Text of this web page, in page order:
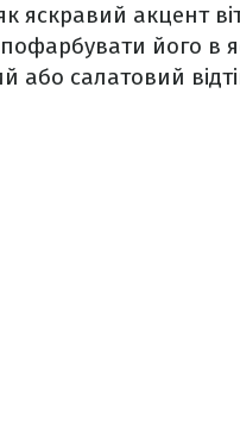
яскравий акцент
пофарбувати його в
або салатовий